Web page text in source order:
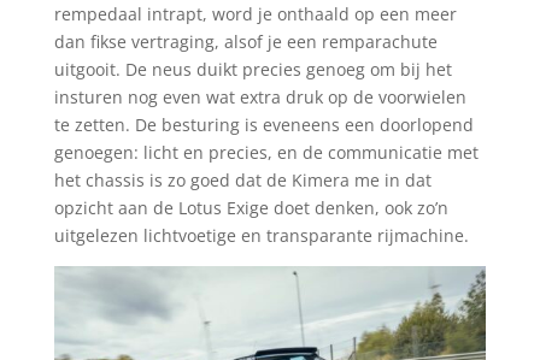
rempedaal intrapt, word je onthaald op een meer
dan fikse vertraging, alsof je een remparachute
uitgooit. De neus duikt precies genoeg om bij het
insturen nog even wat extra druk op de voorwielen
te zetten. De besturing is eveneens een doorlopend
genoegen: licht en precies, en de communicatie met
het chassis is zo goed dat de Kimera me in dat
opzicht aan de Lotus Exige doet denken, ook zo’n
uitgelezen lichtvoetige en transparante rijmachine.